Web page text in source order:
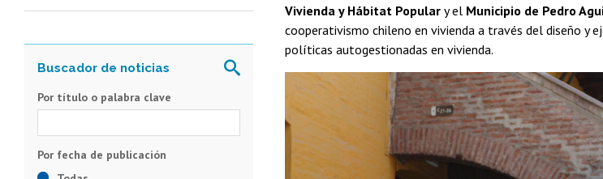
Vivienda y Hábitat Popular y el Municipio de Pedro
cooperativismo chileno en vivienda a través del diseño y
políticas autogestionadas en vivienda.
Por título o palabra clave